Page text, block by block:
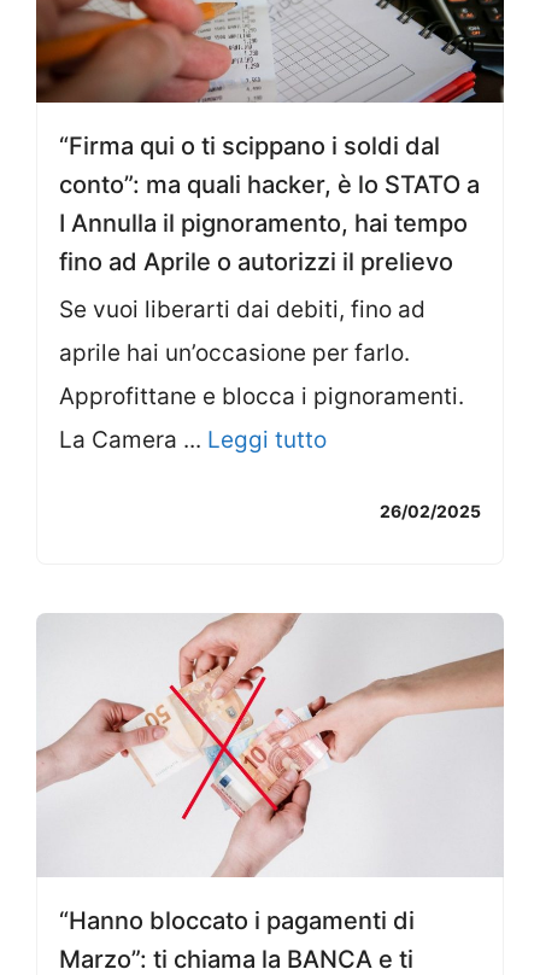
“Firma qui o ti scippano i soldi dal
conto”: ma quali hacker, è lo STATO a
I Annulla il pignoramento, hai tempo
fino ad Aprile o autorizzi il prelievo
Se vuoi liberarti dai debiti, fino ad
aprile hai un’occasione per farlo.
Approfittane e blocca i pignoramenti.
La Camera ... Leggi tutto
26/02/2025
“Hanno bloccato i pagamenti di
Marzo”: ti chiama la BANCA e ti